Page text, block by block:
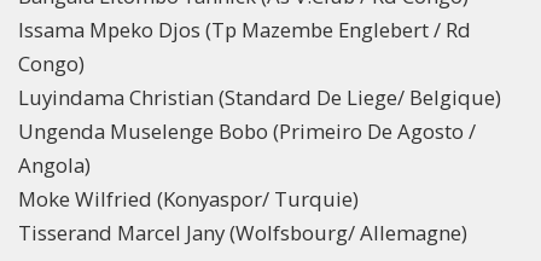
Issama Mpeko Djos (Tp Mazembe Englebert / Rd
Congo)
Luyindama Christian (Standard De Liege/ Belgique)
Ungenda Muselenge Bobo (Primeiro De Agosto /
Angola)
Moke Wilfried (Konyaspor/ Turquie)
Tisserand Marcel Jany (Wolfsbourg/ Allemagne)